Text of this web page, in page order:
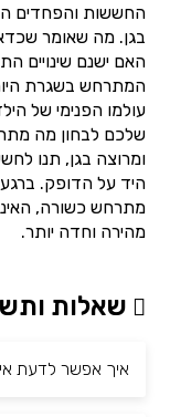
החששות והפחדים
בגן. מה שאומר
האם ישנם שינויים
המתרחש בשגרת
עולמו הפנימי של
שלכם לבחון מה
ומרוצה בגן, תנו
היד על הדופק.
מתרחש כשורה,
מהירה וחדה יותר.
שאלות
איך אפשר לדעת